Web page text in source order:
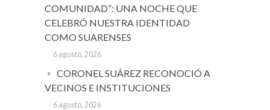
COMUNIDAD”: UNA NOCHE QUE
CELEBRÓ NUESTRA IDENTIDAD
COMO SUARENSES
6 agosto, 2026
CORONEL SUÁREZ RECONOCIÓ A
VECINOS E INSTITUCIONES
6 agosto, 2026